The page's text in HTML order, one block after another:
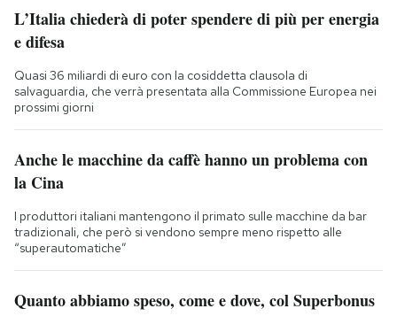
L’Italia chiederà di poter spendere di più per energia
e difesa
Quasi 36 miliardi di euro con la cosiddetta clausola di
salvaguardia, che verrà presentata alla Commissione Europea nei
prossimi giorni
Anche le macchine da caffè hanno un problema con
la Cina
I produttori italiani mantengono il primato sulle macchine da bar
tradizionali, che però si vendono sempre meno rispetto alle
“superautomatiche”
Quanto abbiamo speso, come e dove, col Superbonus